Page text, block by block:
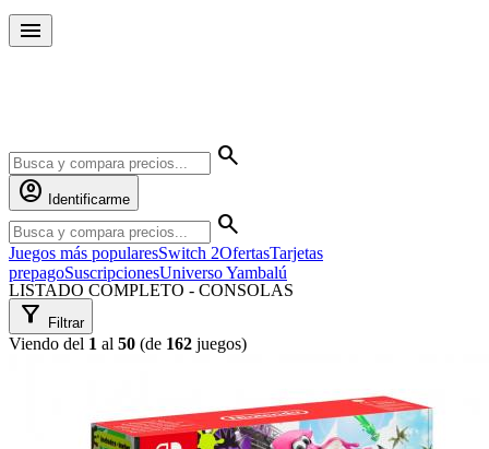
menu
search
account_circle
Identificarme
search
Juegos más popularesSwitch 2OfertasTarjetas
prepagoSuscripcionesUniverso Yambalú
LISTADO COMPLETO - CONSOLAS
filter_alt Filtrar
Viendo del 1 al 50 (de 162 juegos)